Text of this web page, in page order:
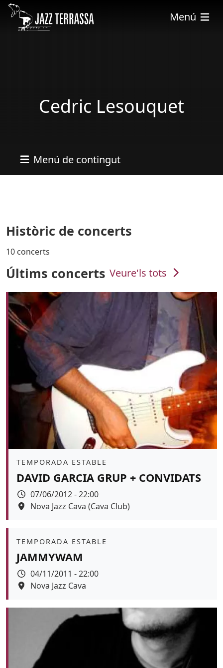
Pasar al contenido principal
Menú
Cedric Lesouquet
Menú de contingut
Històric de concerts
10 concerts
Últims concerts Veure'ls tots
Àmbit
TEMPORADA ESTABLE
DAVID GARCIA GRUP + CONVIDATS
Data
07/06/2012 - 22:00
Espai
Nova Jazz Cava (Cava Club)
Àmbit
TEMPORADA ESTABLE
JAMMYWAM
Data
04/11/2011 - 22:00
Espai
Nova Jazz Cava